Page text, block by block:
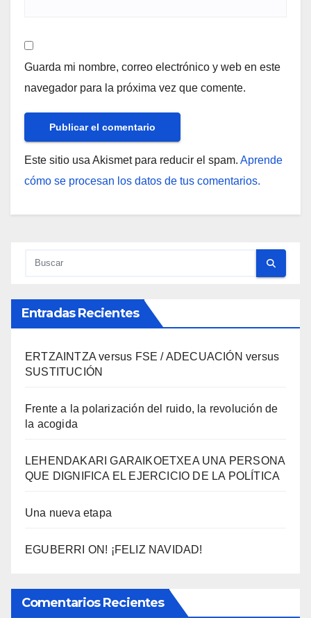
Guarda mi nombre, correo electrónico y web en este
navegador para la próxima vez que comente.
Este sitio usa Akismet para reducir el spam. Aprende
cómo se procesan los datos de tus comentarios.
Entradas Recientes
ERTZAINTZA versus FSE / ADECUACIÓN versus
SUSTITUCIÓN
Frente a la polarización del ruido, la revolución de
la acogida
LEHENDAKARI GARAIKOETXEA UNA PERSONA
QUE DIGNIFICA EL EJERCICIO DE LA POLÍTICA
Una nueva etapa
EGUBERRI ON! ¡FELIZ NAVIDAD!
Comentarios Recientes